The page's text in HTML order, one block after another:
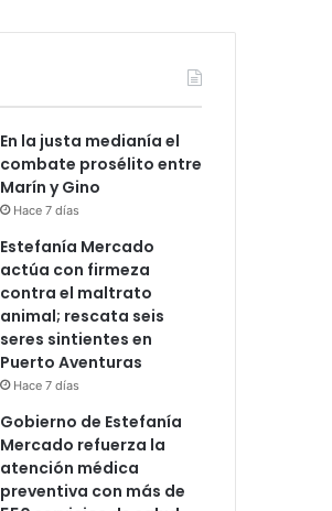
En la justa medianía el
combate prosélito entre
Marín y Gino
Hace 7 días
Estefanía Mercado
actúa con firmeza
contra el maltrato
animal; rescata seis
seres sintientes en
Puerto Aventuras
Hace 7 días
Gobierno de Estefanía
Mercado refuerza la
atención médica
preventiva con más de